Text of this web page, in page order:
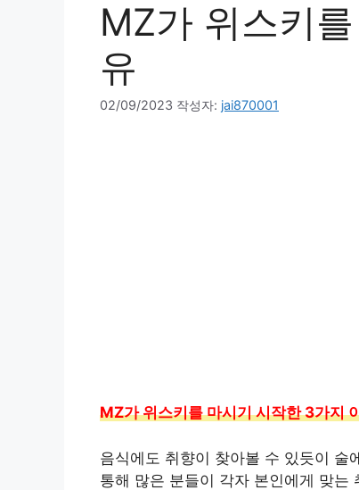
MZ가 위스키
유
02/09/2023 작성자: jai870001
MZ가 위스키를 마시기 시작한 3가지
음식에도 취향이 찾아볼 수 있듯이 술
통해 많은 분들이 각자 본인에게 맞